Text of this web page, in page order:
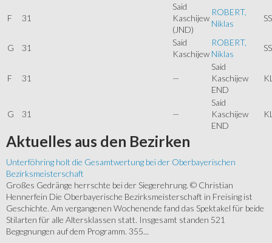
F 31
Said
Kaschijew
(JND)
ROBERT,
Niklas
SS
G 31
Said
Kaschijew
ROBERT,
Niklas
SS
F 31 —
Said
Kaschijew
END
G 31 —
Said
Kaschijew
END
Aktuelles aus den Bezirken
Unterföhring holt die Gesamtwertung bei der Oberbayerischen
Bezirksmeisterschaft
Großes Gedränge herrschte bei der Siegerehrung. © Christian
Hennerfein Die Oberbayerische Bezirksmeisterschaft in Freising ist
Geschichte. Am vergangenen Wochenende fand das Spektakel für beide
Stilarten für alle Altersklassen statt. Insgesamt standen 521
Begegnungen auf dem Programm. 355...